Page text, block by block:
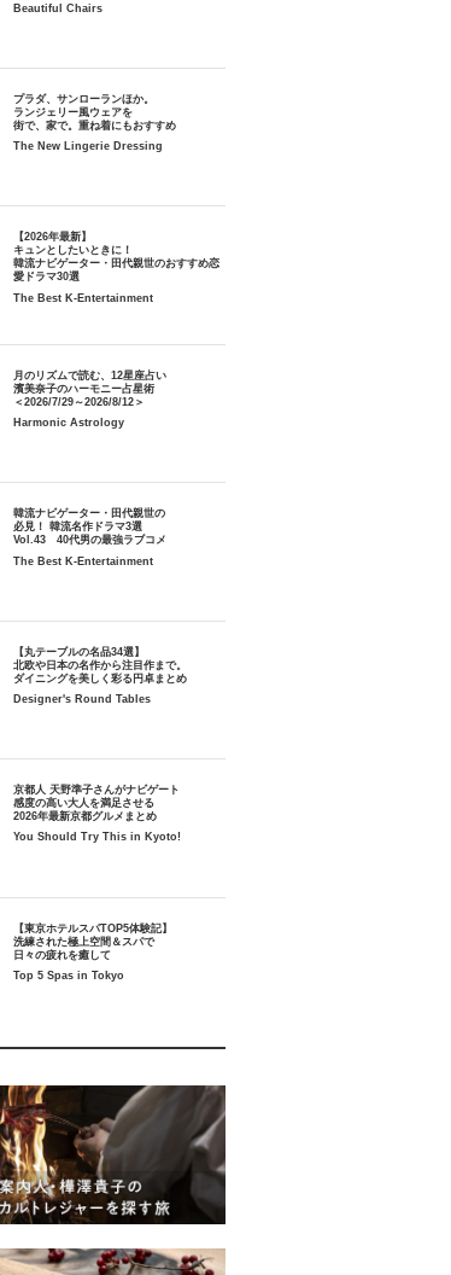
Beautiful Chairs
プラダ、サンローランほか。
ランジェリー風ウェアを
街で、家で。重ね着にもおすすめ
The New Lingerie Dressing
【2026年最新】
キュンとしたいときに！
韓流ナビゲーター・田代親世のおすすめ恋
愛ドラマ30選
The Best K-Entertainment
月のリズムで読む、12星座占い
濱美奈子のハーモニー占星術
＜2026/7/29～2026/8/12＞
Harmonic Astrology
韓流ナビゲーター・田代親世の
必見！ 韓流名作ドラマ3選
Vol.43 40代男の最強ラブコメ
The Best K-Entertainment
【丸テーブルの名品34選】
北欧や日本の名作から注目作まで。
ダイニングを美しく彩る円卓まとめ
Designer's Round Tables
京都人 天野準子さんがナビゲート
感度の高い大人を満足させる
2026年最新京都グルメまとめ
You Should Try This in Kyoto!
【東京ホテルスパTOP5体験記】
洗練された極上空間＆スパで
日々の疲れを癒して
Top 5 Spas in Tokyo